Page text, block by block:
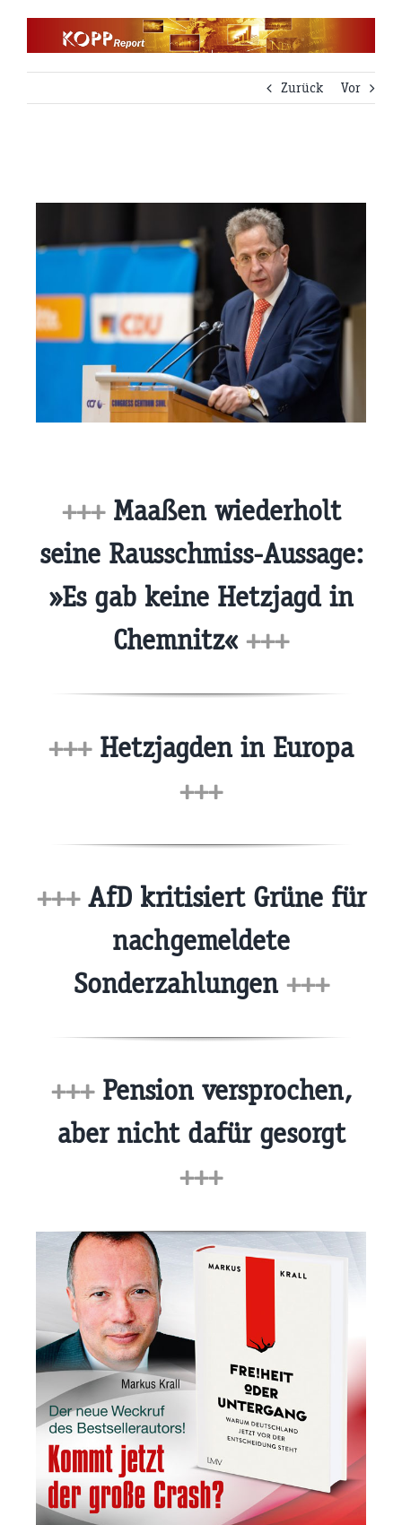
Zurück
Vor
+++Maaßen wiederholt
seine Rausschmiss-Aussage:
»Es gab keine Hetzjagd in
Chemnitz« +++
+++Hetzjagden in Europa
+++
+++AfD kritisiert Grüne für
nachgemeldete
Sonderzahlungen +++
+++Pension versprochen,
aber nicht dafür gesorgt
+++